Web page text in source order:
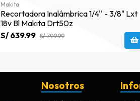
Makita
Recortadora Inalámbrica 1/4'' - 3/8" Lxt
18v Bl Makita Drt50z
S/ 639.99 S/ 799.99
Nosotros